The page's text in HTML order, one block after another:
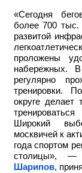
«Сегодня
более 700 тыс.
развитой
проложены
набережных.
регулярно
тренировки.
округе делает
Широкий
москвичей к
года спортом
столицы»,
Шарипов,